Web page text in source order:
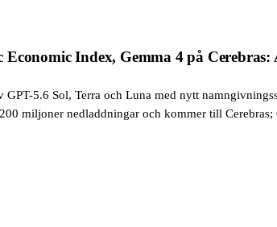
Index, Gemma 4 på
5.6 Sol, Terra och Luna med nytt
miljoner nedladdningar och kommer till